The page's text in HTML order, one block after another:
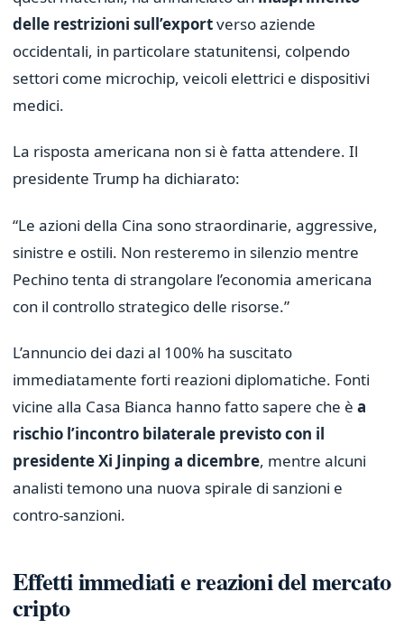
delle restrizioni sull’exportverso aziende
occidentali, in particolare statunitensi, colpendo
settori come microchip, veicoli elettrici e dispositivi
medici.
La risposta americana non si è fatta attendere. Il
presidente Trump ha dichiarato:
“Le azioni della Cina sono straordinarie, aggressive,
sinistre e ostili. Non resteremo in silenzio mentre
Pechino tenta di strangolare l’economia americana
con il controllo strategico delle risorse.”
L’annuncio dei dazi al 100% ha suscitato
immediatamente forti reazioni diplomatiche. Fonti
vicine alla Casa Bianca hanno fatto sapere che è a
rischio l’incontro bilaterale previsto con il
presidente Xi Jinping a dicembre, mentre alcuni
analisti temono una nuova spirale di sanzioni e
contro-sanzioni.
Effetti immediati e reazioni del mercato
cripto